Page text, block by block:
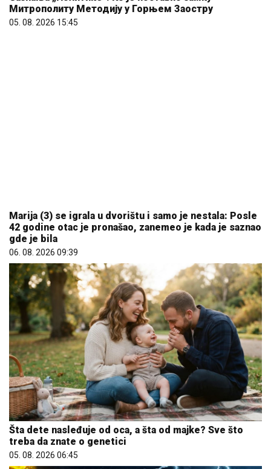
Митрополиту Методију у Горњем Заостру
05. 08. 2026 15:45
06. 08. 2026 09:39
Šta dete nasleđuje od oca, a šta od majke? Sve što
treba da znate o genetici
05. 08. 2026 06:45